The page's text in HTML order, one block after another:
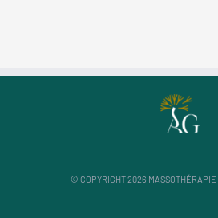
© COPYRIGHT2026